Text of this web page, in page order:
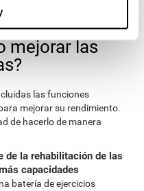
mejorar las
las funciones
mejorar su rendimiento.
de hacerlo de manera
de la rehabilitación de las
capacidades
batería de ejercicios